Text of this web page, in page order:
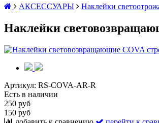
АКСЕССУАРЫ
Наклейки
Наклейки
Артикул: RS-COVA-AR-R
Есть в наличии
250 руб
150 руб